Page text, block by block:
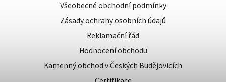
Všeobecné obchodní podmínky
Zásady ochrany osobních údajů
Reklamační řád
Hodnocení obchodu
Kamenný obchod v Českých Budějovicích